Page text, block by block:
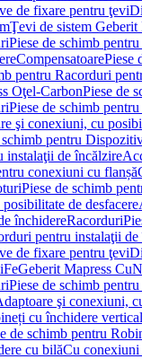
de fixare pentru ţevi
Ţevi de sistem Geberit
Piese de schimb
CompensatoarePiese
pentru Racorduri
Oţel-CarbonPiese de
Piese de schimb
şi conexiuni, cu
schimb pentru
instalaţii de încălzire
conexiuni cu flanșă
Piese de schimb
de desfacere
închidereRacorduri
pentru instalaţii
de fixare pentru ţevi
Geberit Mapress
Piese de schimb
şi conexiuni,
cu închidere
de schimb pentru
cu bilăCu conexiuni